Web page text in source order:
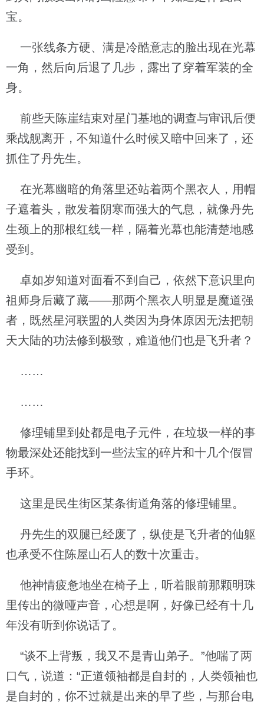
宝。
一张线条方硬、满是冷酷意志的脸出现在光幕
一角，然后向后退了几步，露出了穿着军装的全
身。
前些天陈崖结束对星门基地的调查与审讯后便
乘战舰离开，不知道什么时候又暗中回来了，还
抓住了丹先生。
在光幕幽暗的角落里还站着两个黑衣人，用帽
子遮着头，散发着阴寒而强大的气息，就像丹先
生颈上的那根红线一样，隔着光幕也能清楚地感
受到。
卓如岁知道对面看不到自己，依然下意识里向
祖师身后藏了藏——那两个黑衣人明显是魔道强
者，既然星河联盟的人类因为身体原因无法把朝
天大陆的功法修到极致，难道他们也是飞升者？
……
……
修理铺里到处都是电子元件，在垃圾一样的事
物最深处还能找到一些法宝的碎片和十几个假冒
手环。
这里是民生街区某条街道角落的修理铺里。
丹先生的双腿已经废了，纵使是飞升者的仙躯
也承受不住陈屋山石人的数十次重击。
他神情疲惫地坐在椅子上，听着眼前那颗明珠
里传出的微哑声音，心想是啊，好像已经有十几
年没有听到你说话了。
“谈不上背叛，我又不是青山弟子。”他喘了两
口气，说道：“正道领袖都是自封的，人类领袖也
是自封的，你不过就是出来的早了些，与那台电